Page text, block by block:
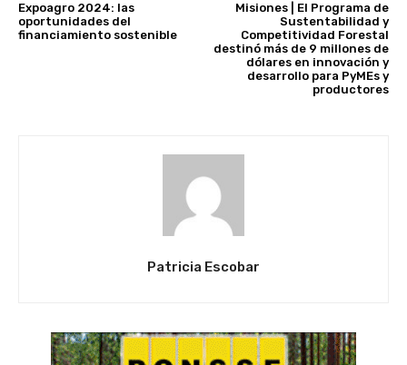
Expoagro 2024: las
oportunidades del
financiamiento sostenible
Misiones | El Programa de
Sustentabilidad y
Competitividad Forestal
destinó más de 9 millones de
dólares en innovación y
desarrollo para PyMEs y
productores
Patricia Escobar